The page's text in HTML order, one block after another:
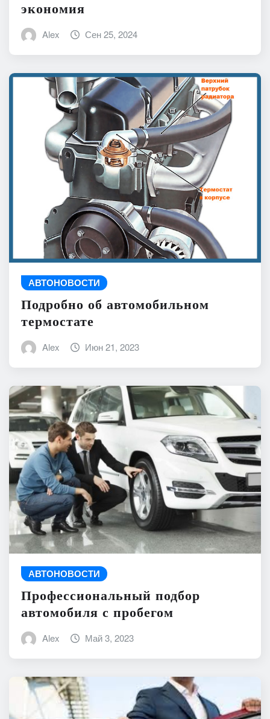
экономия
Alex Сен 25, 2024
АВТОНОВОСТИ
Подробно об автомобильном
термостате
Alex Июн 21, 2023
АВТОНОВОСТИ
Профессиональный подбор
автомобиля с пробегом
Alex Май 3, 2023